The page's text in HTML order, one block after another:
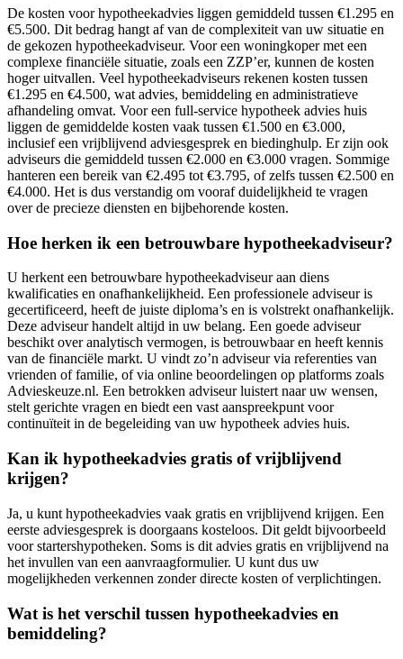
De kosten voor hypotheekadvies liggen gemiddeld tussen €1.295 en
€5.500. Dit bedrag hangt af van de complexiteit van uw situatie en
de gekozen hypotheekadviseur. Voor een woningkoper met een
complexe financiële situatie, zoals een ZZP’er, kunnen de kosten
hoger uitvallen. Veel hypotheekadviseurs rekenen kosten tussen
€1.295 en €4.500, wat advies, bemiddeling en administratieve
afhandeling omvat. Voor een full-service hypotheek advies huis
liggen de gemiddelde kosten vaak tussen €1.500 en €3.000,
inclusief een vrijblijvend adviesgesprek en biedinghulp. Er zijn ook
adviseurs die gemiddeld tussen €2.000 en €3.000 vragen. Sommige
hanteren een bereik van €2.495 tot €3.795, of zelfs tussen €2.500 en
€4.000. Het is dus verstandig om vooraf duidelijkheid te vragen
over de precieze diensten en bijbehorende kosten.
Hoe herken ik een betrouwbare hypotheekadviseur?
U herkent een betrouwbare hypotheekadviseur aan diens
kwalificaties en onafhankelijkheid. Een professionele adviseur is
gecertificeerd, heeft de juiste diploma’s en is volstrekt onafhankelijk.
Deze adviseur handelt altijd in uw belang. Een goede adviseur
beschikt over analytisch vermogen, is betrouwbaar en heeft kennis
van de financiële markt. U vindt zo’n adviseur via referenties van
vrienden of familie, of via online beoordelingen op platforms zoals
Advieskeuze.nl. Een betrokken adviseur luistert naar uw wensen,
stelt gerichte vragen en biedt een vast aanspreekpunt voor
continuïteit in de begeleiding van uw hypotheek advies huis.
Kan ik hypotheekadvies gratis of vrijblijvend
krijgen?
Ja, u kunt hypotheekadvies vaak gratis en vrijblijvend krijgen. Een
eerste adviesgesprek is doorgaans kosteloos. Dit geldt bijvoorbeeld
voor startershypotheken. Soms is dit advies gratis en vrijblijvend na
het invullen van een aanvraagformulier. U kunt dus uw
mogelijkheden verkennen zonder directe kosten of verplichtingen.
Wat is het verschil tussen hypotheekadvies en
bemiddeling?